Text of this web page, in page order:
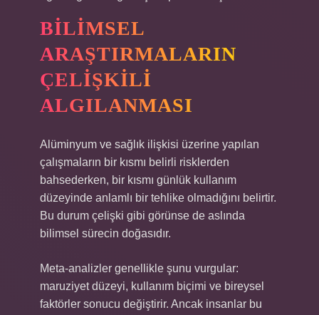
BILIMSEL
ARAŞTIRMALARIN
ÇELIŞKILI
ALGILANMASI
Alüminyum ve sağlık ilişkisi üzerine yapılan
çalışmaların bir kısmı belirli risklerden
bahsederken, bir kısmı günlük kullanım
düzeyinde anlamlı bir tehlike olmadığını belirtir.
Bu durum çelişki gibi görünse de aslında
bilimsel sürecin doğasıdır.
Meta-analizler genellikle şunu vurgular:
maruziyet düzeyi, kullanım biçimi ve bireysel
faktörler sonucu değiştirir. Ancak insanlar bu